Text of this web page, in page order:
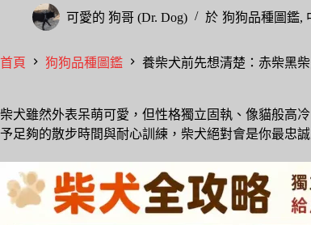
可愛的 狗哥 (Dr. Dog) 於 狗狗品種圖鑑,
首頁 狗狗品種圖鑑 養柴犬前先想清楚：赤柴黑
柴犬雖然外表呆萌可愛，但性格獨立固執、像貓般高
予足夠的散步時間與耐心訓練，柴犬絕對會是你最忠誠